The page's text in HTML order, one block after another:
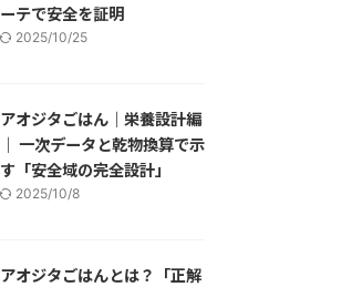
ーテで安全を証明
2025/10/25
アオジタごはん｜栄養設計編
｜ 一次データと乾物換算で示
す「安全域の完全設計」
2025/10/8
アオジタごはんとは？「正解